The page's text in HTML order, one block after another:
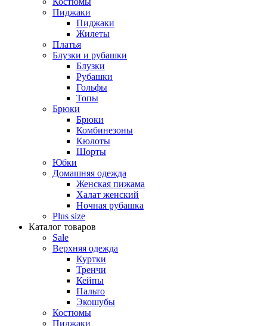
Пиджаки
Пиджаки
Жилеты
Платья
Блузки и рубашки
Блузки
Рубашки
Гольфы
Топы
Брюки
Брюки
Комбинезоны
Кюлоты
Шорты
Юбки
Домашняя одежда
Женская пижама
Халат женский
Ночная рубашка
Plus size
Каталог товаров
Sale
Верхняя одежда
Куртки
Тренчи
Кейпы
Пальто
Экошубы
Костюмы
Пиджаки